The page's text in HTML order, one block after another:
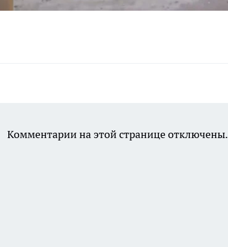
Комментарии на этой странице отключены.